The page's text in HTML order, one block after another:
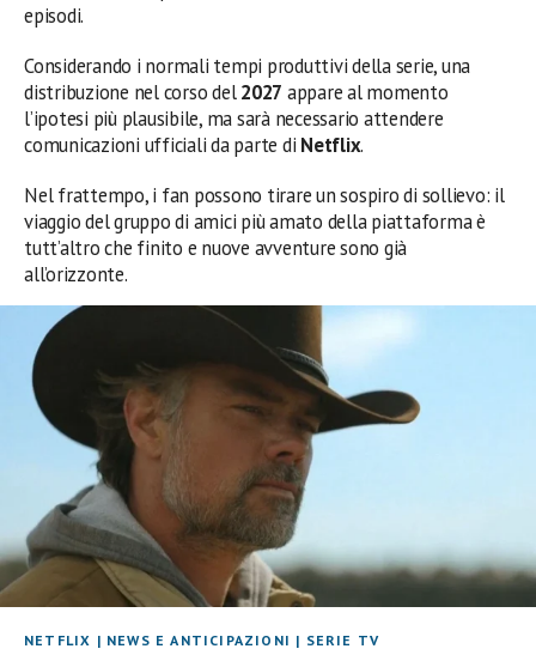
episodi.
Considerando i normali tempi produttivi della serie, una
distribuzione nel corso del2027 appare al momento
l’ipotesi più plausibile, ma sarà necessario attendere
comunicazioni ufficiali da parte di Netflix.
Nel frattempo, i fan possono tirare un sospiro di sollievo: il
viaggio del gruppo di amici più amato della piattaforma è
tutt’altro che finito e nuove avventure sono già
all’orizzonte.
NETFLIX | NEWS E ANTICIPAZIONI | SERIE TV